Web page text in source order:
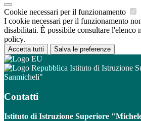
Cookie necessari per il funzionamento
I cookie necessari per il funzionamento
disabilitati. È possibile consultare l'elenco
policy.
Accetta tutti Salva le preferenze
Istituto di Istruzione
Sanmicheli"
Contatti
Istituto di Istruzione Superiore